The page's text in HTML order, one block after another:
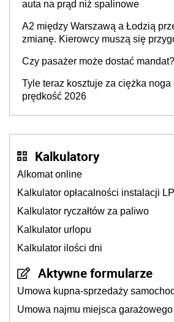
auta na prąd niż spalinowe
A2 między Warszawą a Łodzią
zmianę. Kierowcy muszą się
Czy pasażer może dostać mandat?
Tyle teraz kosztuje za ciężka noga
prędkość 2026
Kalkulatory
Alkomat online
Kalkulator opłacalności instalacji
Kalkulator ryczałtów za paliwo
Kalkulator urlopu
Kalkulator ilości dni
Aktywne formularze
Umowa kupna-sprzedaży
Umowa najmu miejsca garażowego